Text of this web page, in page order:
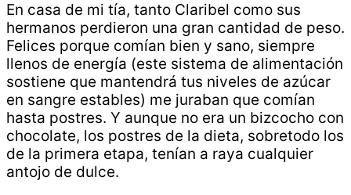
En casa de mi tía, tanto Claribel como sus
hermanos perdieron una gran cantidad de peso.
Felices porque comían bien y sano, siempre
llenos de energía (este sistema de alimentación
sostiene que mantendrá tus niveles de azúcar
en sangre estables) me juraban que comían
hasta postres. Y aunque no era un bizcocho con
chocolate, los postres de la dieta, sobretodo los
de la primera etapa, tenían a raya cualquier
antojo de dulce.